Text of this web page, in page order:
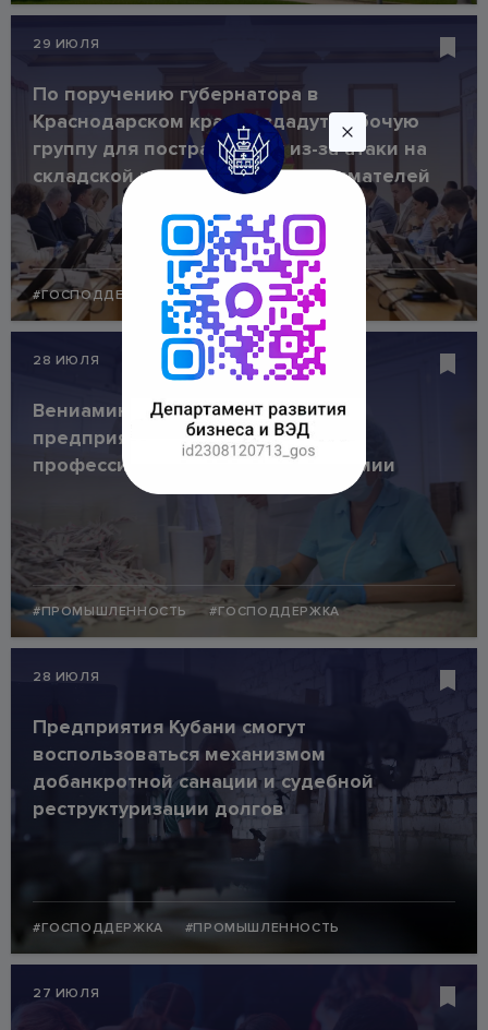
29 ИЮЛЯ
По поручению губернатора в
Краснодарском крае создадут рабочую
группу для пострадавших из-за атаки на
складской комплекс предпринимателей
#ГОСПОДДЕРЖКА #МАЛЫЙ БИЗНЕС
28 ИЮЛЯ
Вениамин Кондратьев посетил
предприятие по производству
профессиональной и бытовой химии
#ПРОМЫШЛЕННОСТЬ #ГОСПОДДЕРЖКА
28 ИЮЛЯ
Предприятия Кубани смогут
воспользоваться механизмом
добанкротной санации и судебной
реструктуризации долгов
#ГОСПОДДЕРЖКА #ПРОМЫШЛЕННОСТЬ
27 ИЮЛЯ